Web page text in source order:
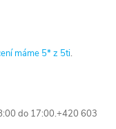
máme 5* z 5ti.
do 17:00.+420 603